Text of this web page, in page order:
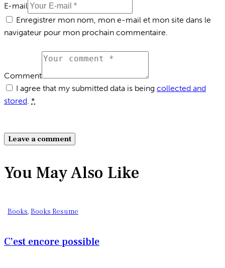
E-mail
Enregistrer mon nom, mon e-mail et mon site dans le
navigateur pour mon prochain commentaire.
Comment
I agree that my submitted data is being collected and
stored *
You May Also Like
Books, Books Resume
C’est encore possible